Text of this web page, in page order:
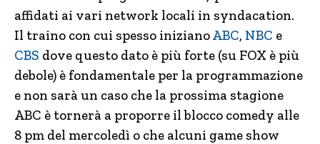
affidati ai vari network locali in syndacation.
Il traino con cui spesso inizianoABC, NBC e
CBS dove questo dato è più forte (su FOX è più
debole) è fondamentale per la programmazione
e non sarà un caso che la prossima stagione
ABC è tornerà a proporre il blocco comedy alle
8 pm del mercoledì o che alcuni game show